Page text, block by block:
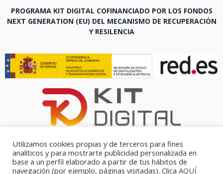
PROGRAMA KIT DIGITAL COFINANCIADO POR LOS FONDOS
NEXT GENERATION (EU) DEL MECANISMO DE RECUPERACIÓN
Y RESILENCIA
Utilizamos cookies propias y de terceros para fines
analíticos y para mostrarte publicidad personalizada en
base a un perfil elaborado a partir de tus hábitos de
navegación (por ejemplo, páginas visitadas). Clica AQUÍ